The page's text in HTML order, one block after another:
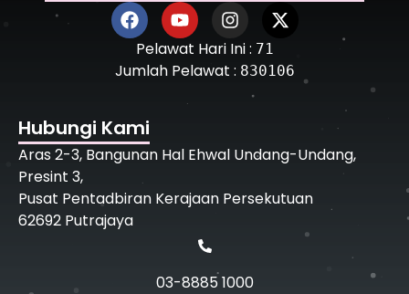
Pelawat Hari Ini : 71
Jumlah Pelawat : 830106
Hubungi Kami
Aras 2-3, Bangunan Hal Ehwal Undang-Undang,
Presint 3,
Pusat Pentadbiran Kerajaan Persekutuan
62692 Putrajaya
03-8885 1000